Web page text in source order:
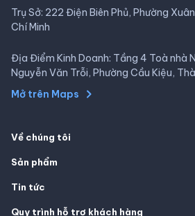
Trụ Sở: 222 Điện Biên Phủ, Phường
Chí Minh
Địa Điểm Kinh Doanh: Tầng 4 Toà nhà
Nguyễn Văn Trỗi, Phường Cầu Kiệu,
Mở trên Maps
Về chúng tôi
Sản phẩm
Tin tức
Quy trình hỗ trợ khách hàng